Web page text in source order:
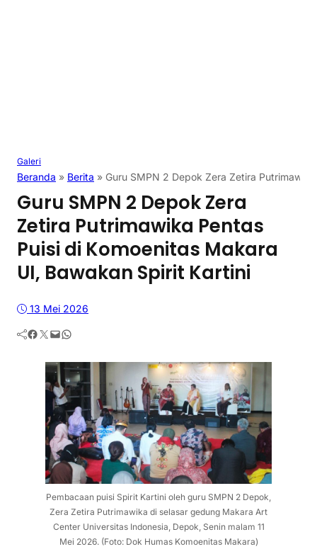
Galeri
Beranda » Berita » Guru SMPN 2 Depok Zera Zetira
Guru SMPN 2 Depok Zera
Zetira Putrimawika Pentas
Puisi di Komoenitas Makara
UI, Bawakan Spirit Kartini
13 Mei 2026
Facebook Twitter Mail WhatsApp
Pembacaan puisi Spirit Kartini oleh guru SMPN 2 Depok,
Zera Zetira Putrimawika di selasar gedung Makara Art
Center Universitas Indonesia, Depok, Senin malam 11
Mei 2026. (Foto: Dok Humas Komoenitas Makara)